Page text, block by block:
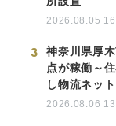
2026.08.05
3
神奈川県厚
点が稼働～
し物流ネッ
2026.08.06